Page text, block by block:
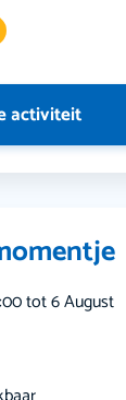
activiteit
tot 6 August